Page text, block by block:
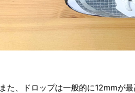
また、ドロップは一般的に12mmが